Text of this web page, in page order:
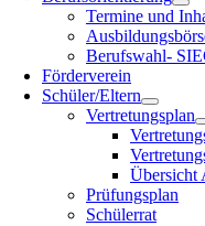
Termine und
Berufswahl-
Förderverein
Schüler/Eltern
Vertretungsplan
Übersicht
Prüfungsplan
Schülerrat